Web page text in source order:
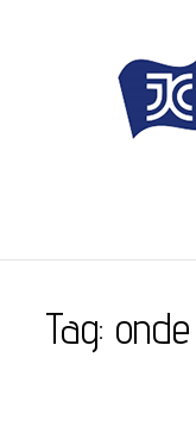
Tag: